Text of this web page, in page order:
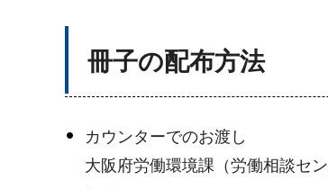
冊子の配布方法
カウンターでのお渡し
大阪府労働環境課（労働相談セ